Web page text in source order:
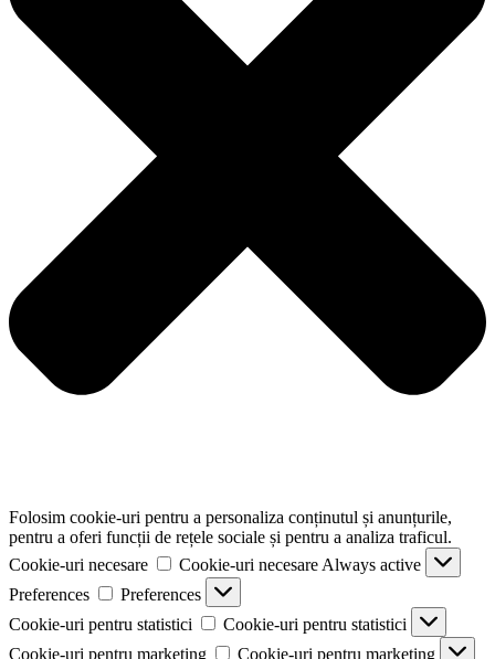
Folosim cookie-uri pentru a personaliza conținutul și anunțurile,
pentru a oferi funcții de rețele sociale și pentru a analiza traficul.
Cookie-uri necesare
Cookie-uri necesare Always active
Preferences
Preferences
Cookie-uri pentru statistici
Cookie-uri pentru statistici
Cookie-uri pentru marketing
Cookie-uri pentru marketing